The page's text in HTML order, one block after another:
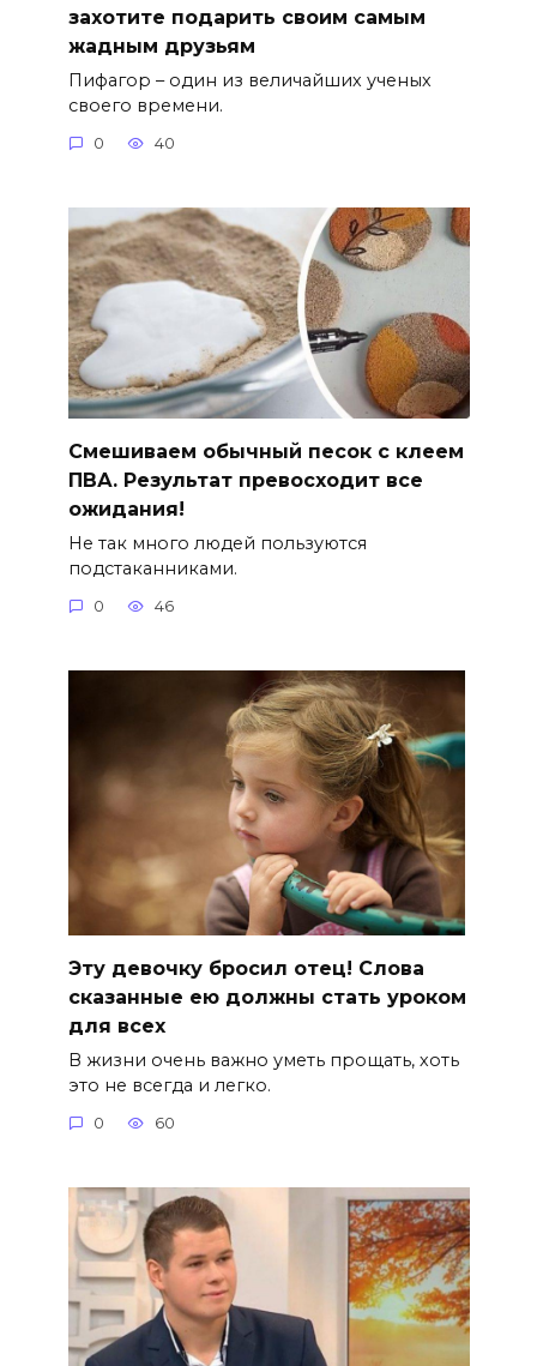
захотите подарить своим самым
жадным друзьям
Пифагор – один из величайших ученых
своего времени.
0 40
Смешиваем обычный песок с клеем
ПВА. Результат превосходит все
ожидания!
Не так много людей пользуются
подстаканниками.
0 46
Эту девочку бросил отец! Слова
сказанные ею должны стать уроком
для всех
В жизни очень важно уметь прощать, хоть
это не всегда и легко.
0 60